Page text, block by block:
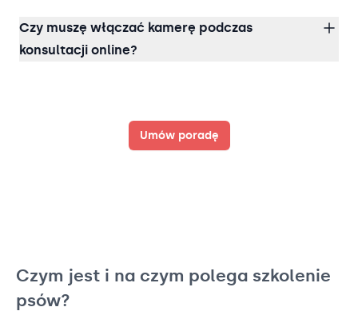
Czy muszę włączać kamerę podczas
konsultacji online?
Umów poradę
Czym jest i na czym polega szkolenie
psów?